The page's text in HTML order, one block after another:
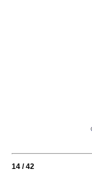
14 / 42